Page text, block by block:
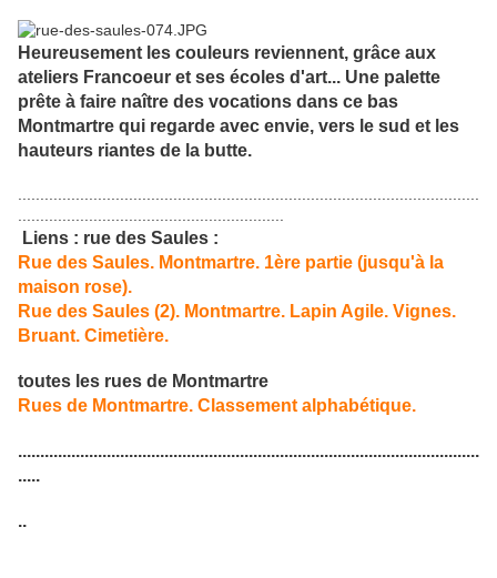
Heureusement les couleurs reviennent, grâce aux
ateliers Francoeur et ses écoles d'art... Une palette
prête à faire naître des vocations dans ce bas
Montmartre qui regarde avec envie, vers le sud et les
hauteurs riantes de la butte.
Liens : rue des Saules :
Rue des Saules. Montmartre. 1ère partie (jusqu'à la
maison rose).
Rue des Saules (2). Montmartre. Lapin Agile. Vignes.
Bruant. Cimetière.
toutes les rues de Montmartre
Rues de Montmartre. Classement alphabétique.
........................................................................................................
.....
..